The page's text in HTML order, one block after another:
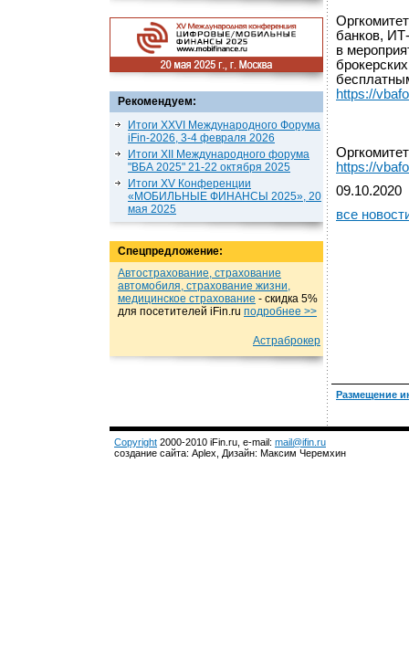
Рекомендуем:
Итоги XXVI Международного Форума
iFin-2026, 3-4 февраля 2026
Итоги XII Международного форума
"ВБА 2025" 21-22 октября 2025
Итоги XV Конференции
«МОБИЛЬНЫЕ ФИНАНСЫ 2025», 20
мая 2025
Спецпредложение:
Автострахование, страхование
автомобиля, страхование жизни,
медицинское страхование - cкидка 5%
для посетителей iFin.ru подробнеe >>
Астраброкер
банков,
в
https://
https://
09.10.2020
все
Размещение
Copyright 2000-2010 iFin.ru, e-mail: mail@ifin.ru
создание сайта: Aplex, Дизайн: Максим Черемхин